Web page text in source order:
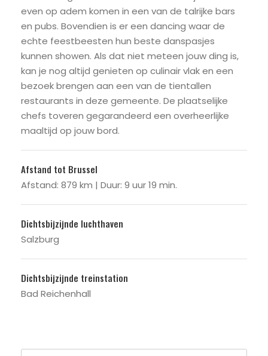
even op adem komen in een van de talrijke bars
en pubs. Bovendien is er een dancing waar de
echte feestbeesten hun beste danspasjes
kunnen showen. Als dat niet meteen jouw ding is,
kan je nog altijd genieten op culinair vlak en een
bezoek brengen aan een van de tientallen
restaurants in deze gemeente. De plaatselijke
chefs toveren gegarandeerd een overheerlijke
maaltijd op jouw bord.
Afstand tot Brussel
Afstand: 879 km | Duur: 9 uur 19 min.
Dichtsbijzijnde luchthaven
Salzburg
Dichtsbijzijnde treinstation
Bad Reichenhall